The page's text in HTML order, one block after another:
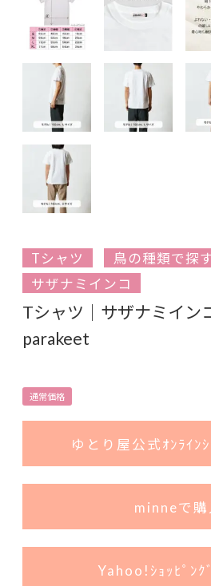
Tシャツ
鳥の種類で探
サザナミインコ
Tシャツ｜サザナミイン
parakeet
通常価格
ゆとり屋公式ｵﾝﾗｲﾝ
minneで購
Yahoo!ｼｮｯﾋﾟﾝｸ